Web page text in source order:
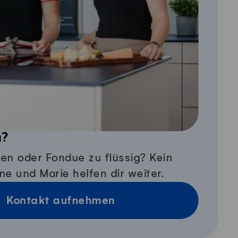
oder Fondue zu flüssig? Kein
und Marie helfen dir weiter.
Kontakt aufnehmen